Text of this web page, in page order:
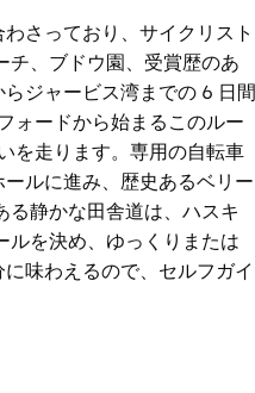
さっており、サイクリスト
チ、ブドウ園、受賞歴のあ
ジャービス湾までの 6 日間
ォードから始まるこのルー
を走ります。専用の自転車
ルに進み、歴史あるベリー
る静かな田舎道は、ハスキ
ルを決め、ゆっくりまたは
味わえるので、セルフガイ